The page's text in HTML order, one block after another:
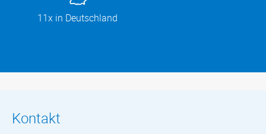
11x in Deutschland
Kontakt